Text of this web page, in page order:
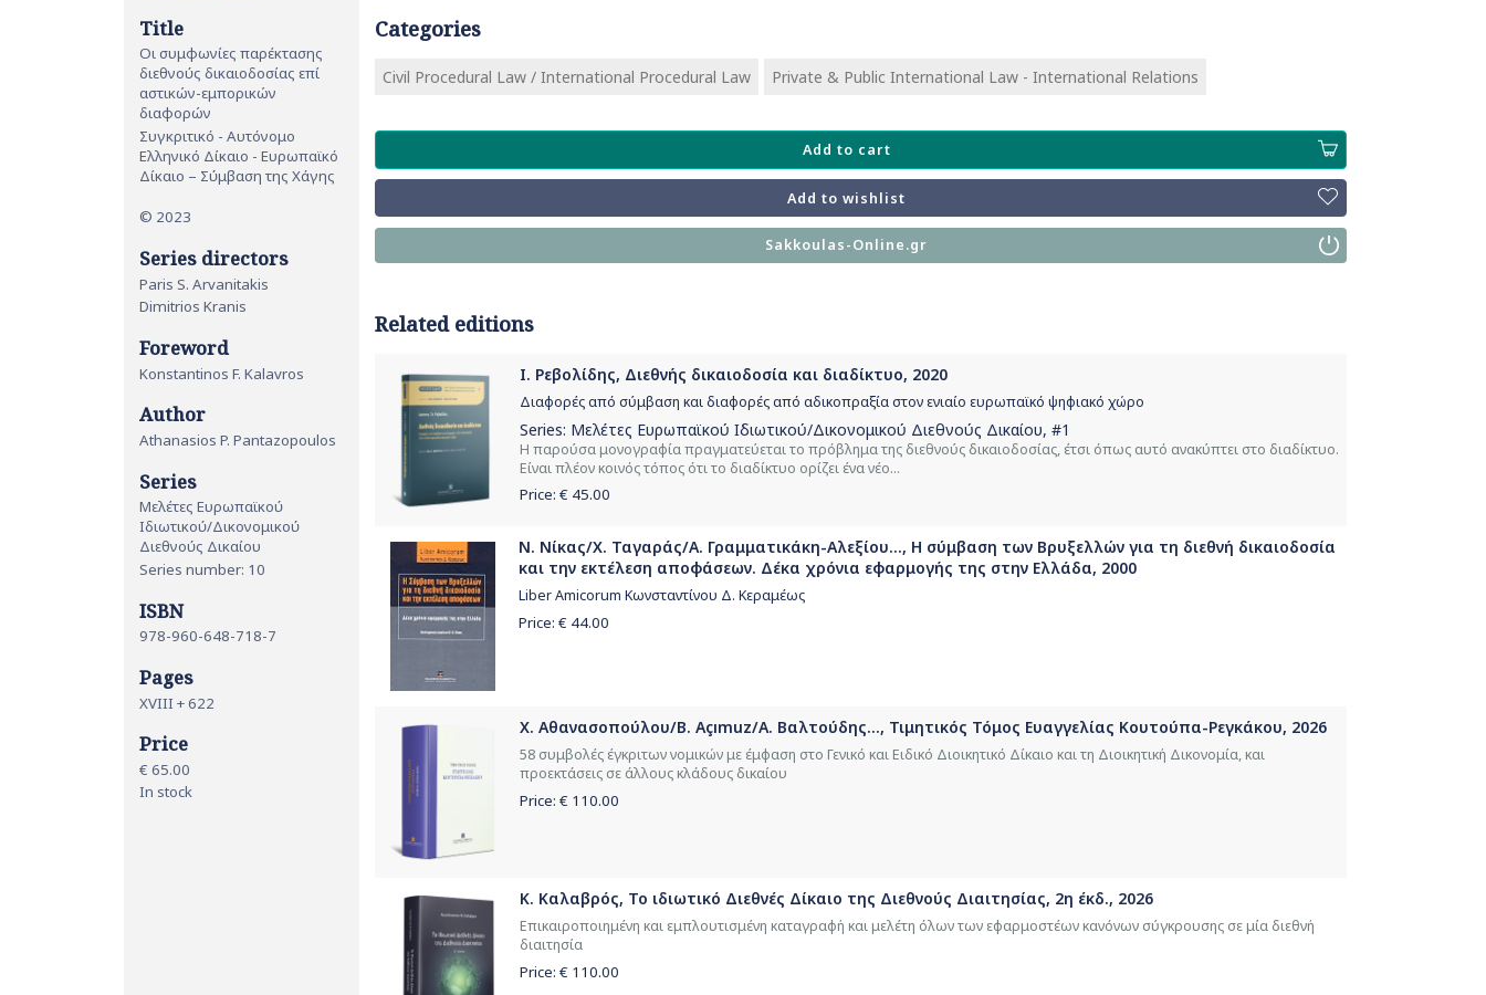
Title
Οι συμφωνίες παρέκτασης
διεθνούς δικαιοδοσίας επί
αστικών-εμπορικών
διαφορών
Συγκριτικό - Αυτόνομο
Ελληνικό Δίκαιο - Ευρωπαϊκό
Δίκαιο – Σύμβαση της Χάγης
© 2023
Series directors
Paris S. Arvanitakis
Dimitrios Kranis
Foreword
Konstantinos F. Kalavros
Author
Athanasios P. Pantazopoulos
Series
Μελέτες Ευρωπαϊκού
Ιδιωτικού/Δικονομικού
Διεθνούς Δικαίου
Series number: 10
ISBN
978-960-648-718-7
Pages
XVIII + 622
Price
€ 65.00
In stock
Categories
Civil Procedural Law / International Procedural Law Private & Public International Law - International Relations
Add to cart
Add to wishlist
Sakkoulas-Online.gr
Related editions
Ι. Ρεβολίδης, Διεθνής δικαιοδοσία και διαδίκτυο, 2020
Διαφορές από σύμβαση και διαφορές από αδικοπραξία στον ενιαίο ευρωπαϊκό ψηφιακό χώρο
Series: Μελέτες Ευρωπαϊκού Ιδιωτικού/Δικονομικού Διεθνούς Δικαίου, #1
Η παρούσα μονογραφία πραγματεύεται το πρόβλημα της διεθνούς δικαιοδοσίας, έτσι όπως αυτό ανακύπτει στο διαδίκτυο.
Είναι πλέον κοινός τόπος ότι το διαδίκτυο ορίζει ένα νέο...
Price: € 45.00
Ν. Νίκας/Χ. Ταγαράς/Α. Γραμματικάκη-Αλεξίου..., Η σύμβαση των Βρυξελλών για τη διεθνή δικαιοδοσία
και την εκτέλεση αποφάσεων. Δέκα χρόνια εφαρμογής της στην Ελλάδα, 2000
Liber Amicorum Κωνσταντίνου Δ. Κεραμέως
Price: € 44.00
Χ. Αθανασοπούλου/B. Açımuz/Α. Βαλτούδης..., Τιμητικός Τόμος Ευαγγελίας Κουτούπα-Ρεγκάκου, 2026
58 συμβολές έγκριτων νομικών με έμφαση στο Γενικό και Ειδικό Διοικητικό Δίκαιο και τη Διοικητική Δικονομία, και
προεκτάσεις σε άλλους κλάδους δικαίου
Price: € 110.00
Κ. Καλαβρός, Το ιδιωτικό Διεθνές Δίκαιο της Διεθνούς Διαιτησίας, 2η έκδ., 2026
Επικαιροποιημένη και εμπλουτισμένη καταγραφή και μελέτη όλων των εφαρμοστέων κανόνων σύγκρουσης σε μία διεθνή
διαιτησία
Price: € 110.00